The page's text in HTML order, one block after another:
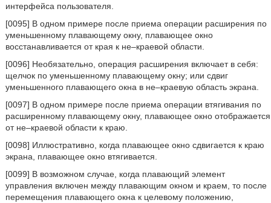
интерфейса пользователя.
[0095] В одном примере после приема операции расширения по
уменьшенному плавающему окну, плавающее окно
восстанавливается от края к не–краевой области.
[0096] Необязательно, операция расширения включает в себя:
щелчок по уменьшенному плавающему окну; или сдвиг
уменьшенного плавающего окна в не–краевую область экрана.
[0097] В одном примере после приема операции втягивания по
расширенному плавающему окну, плавающее окно отображается
от не–краевой области к краю.
[0098] Иллюстративно, когда плавающее окно сдвигается к краю
экрана, плавающее окно втягивается.
[0099] В возможном случае, когда плавающий элемент
управления включен между плавающим окном и краем, то после
перемещения плавающего окна к целевому положению,